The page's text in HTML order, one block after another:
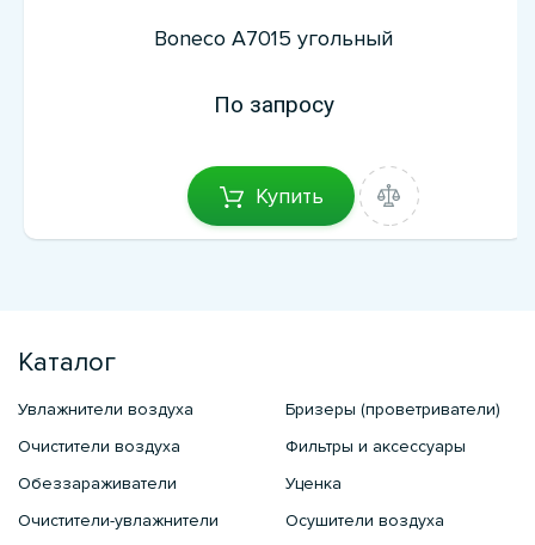
Boneco A7015 угольный
По запросу
Купить
Каталог
Увлажнители воздуха
Очистители воздуха
Обеззараживатели
Очистители-увлажнители
Бризеры (проветриватели)
Фильтры и аксессуары
Уценка
Осушители воздуха